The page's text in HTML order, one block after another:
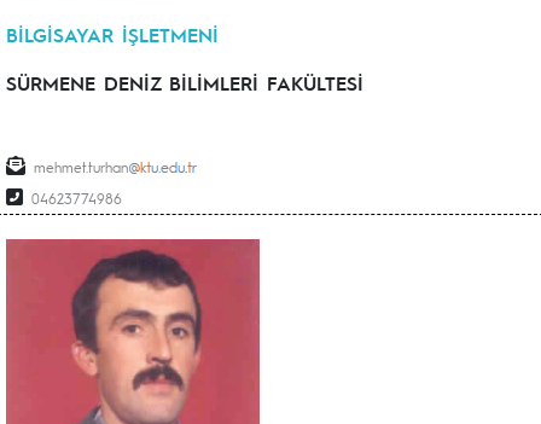
BİLGİSAYAR İŞLETMENİ
SÜRMENE DENİZ BİLİMLERİ FAKÜLTESİ
mehmet.turhan
04623774986